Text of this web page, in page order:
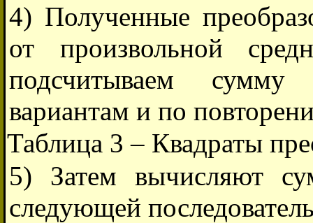
4) Полученные
от произвольной
подсчитываем
вариантам и по
Таблица 3 – Квадраты
5) Затем вычисляют
следующей